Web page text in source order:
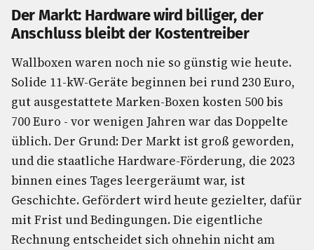
Der Markt: Hardware wird billiger, der
Anschluss bleibt der Kostentreiber
Wallboxen waren noch nie so günstig wie heute.
Solide 11-kW-Geräte beginnen bei rund 230 Euro,
gut ausgestattete Marken-Boxen kosten 500 bis
700 Euro - vor wenigen Jahren war das Doppelte
üblich. Der Grund: Der Markt ist groß geworden,
und die staatliche Hardware-Förderung, die 2023
binnen eines Tages leergeräumt war, ist
Geschichte. Gefördert wird heute gezielter, dafür
mit Frist und Bedingungen. Die eigentliche
Rechnung entscheidet sich ohnehin nicht am